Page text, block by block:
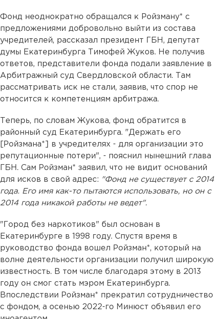
Фонд неоднократно обращался к Ройзману* с
предложениями добровольно выйти из состава
учредителей, рассказал президент ГБН, депутат
думы Екатеринбурга Тимофей Жуков. Не получив
ответов, представители фонда подали заявление в
Арбитражный суд Свердловской области. Там
рассматривать иск не стали, заявив, что спор не
относится к компетенциям арбитража.
Теперь, по словам Жукова, фонд обратится в
районный суд Екатеринбурга. "Держать его
[Ройзмана*] в учредителях - для организации это
репутационные потери", - пояснил нынешний глава
ГБН. Сам Ройзман* заявил, что не видит оснований
для исков в свой адрес: "Фонд не существует с 2014
года. Его имя как-то пытаются использовать, но он с
2014 года никакой работы не ведет".
"Город без наркотиков" был основан в
Екатеринбурге в 1998 году. Спустя время в
руководство фонда вошел Ройзман*, который на
волне деятельности организации получил широкую
известность. В том числе благодаря этому в 2013
году он смог стать мэром Екатеринбурга.
Впоследствии Ройзман* прекратил сотрудничество
с фондом, а осенью 2022-го Минюст объявил его